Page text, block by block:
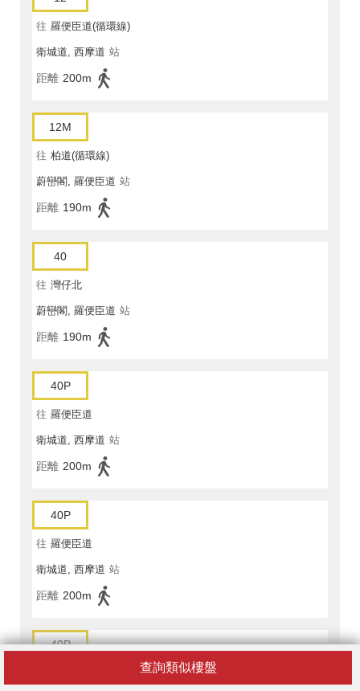
查詢類似樓盤
往 羅便臣道(循環線)
衛城道, 西摩道 站
距離 200m
12M
往 柏道(循環線)
蔚巒閣, 羅便臣道 站
距離 190m
40
往 灣仔北
蔚巒閣, 羅便臣道 站
距離 190m
40P
往 羅便臣道
衛城道, 西摩道 站
距離 200m
40P
往 羅便臣道
衛城道, 西摩道 站
距離 200m
40P